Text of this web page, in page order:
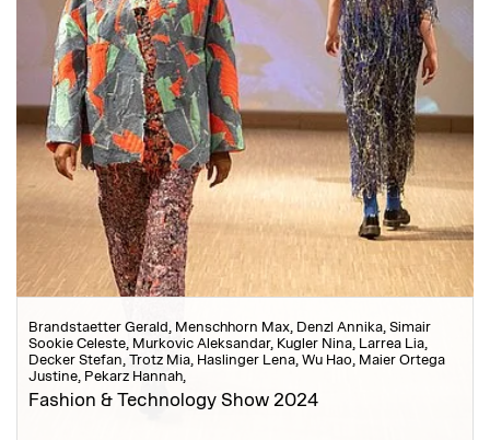
Brandstaetter Gerald, Menschhorn Max, Denzl Annika, Simair
Sookie Celeste, Murkovic Aleksandar, Kugler Nina, Larrea Lia,
Decker Stefan, Trotz Mia, Haslinger Lena, Wu Hao, Maier Ortega
Justine, Pekarz Hannah,
Fashion & Technology Show 2024